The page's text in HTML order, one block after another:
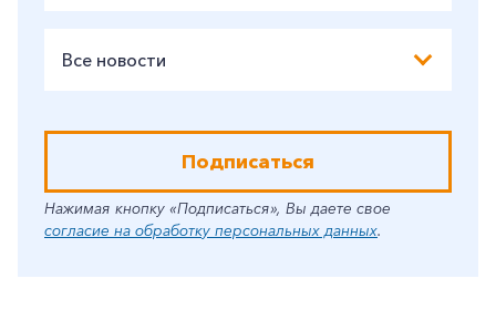
Все новости
Подписаться
Нажимая кнопку «Подписаться», Вы даете свое
согласие на обработку персональных данных.